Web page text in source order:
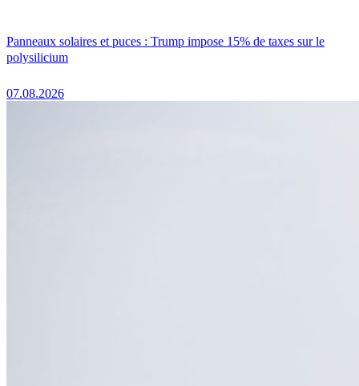
Panneaux solaires et puces : Trump impose 15% de taxes sur le
polysilicium
07.08.2026